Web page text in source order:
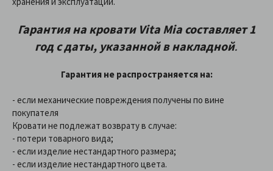
Гарантия на кровати Vita Mia составляет 1
год с даты, указанной в накладной.
Гарантия не распространяется на:
- если механические повреждения получены по вине
покупателя
Кровати не подлежат возврату в случае:
- потери товарного вида;
- если изделие нестандартного размера;
- если изделие нестандартного цвета.